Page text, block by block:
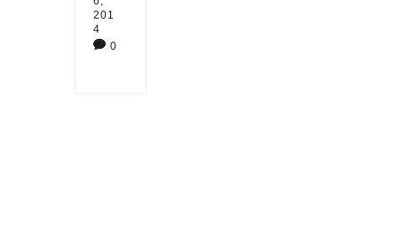
201
4
 0